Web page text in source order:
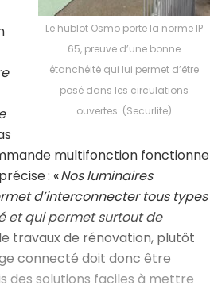
Le hublot Osmo porte la norme IP
65, preuve d’une bonne
étanchéité qui lui permet d’être
posé dans les circulations
ouvertes. (Securlite)
multifonction fonctionne
: «Nos luminaires
d’interconnecter tous types
et qui permet surtout de
travaux de rénovation, plutôt
connecté doit donc être
des solutions faciles à mettre